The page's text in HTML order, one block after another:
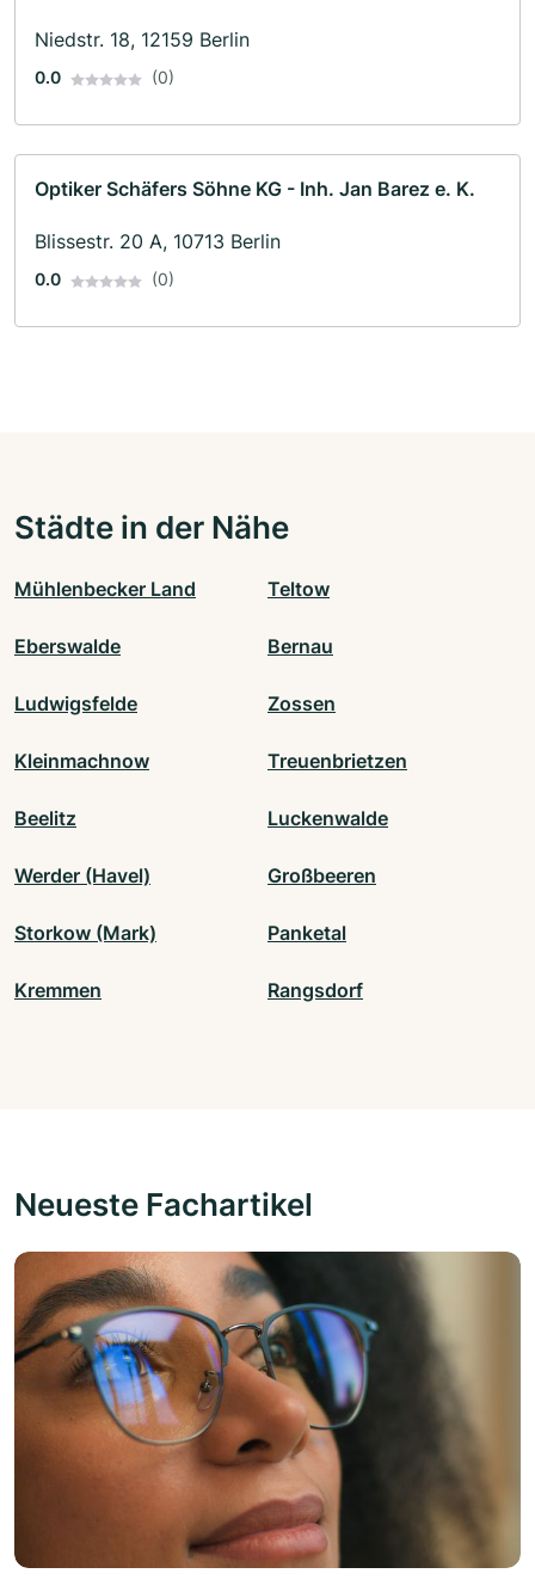
Niedstr. 18, 12159 Berlin
0.0 (0)
Optiker Schäfers Söhne KG - Inh. Jan Barez e. K.
Blissestr. 20 A, 10713 Berlin
0.0 (0)
Städte in der Nähe
Mühlenbecker Land Teltow
Eberswalde Bernau
Ludwigsfelde Zossen
Kleinmachnow Treuenbrietzen
Beelitz Luckenwalde
Werder (Havel) Großbeeren
Storkow (Mark) Panketal
Kremmen Rangsdorf
Neueste Fachartikel